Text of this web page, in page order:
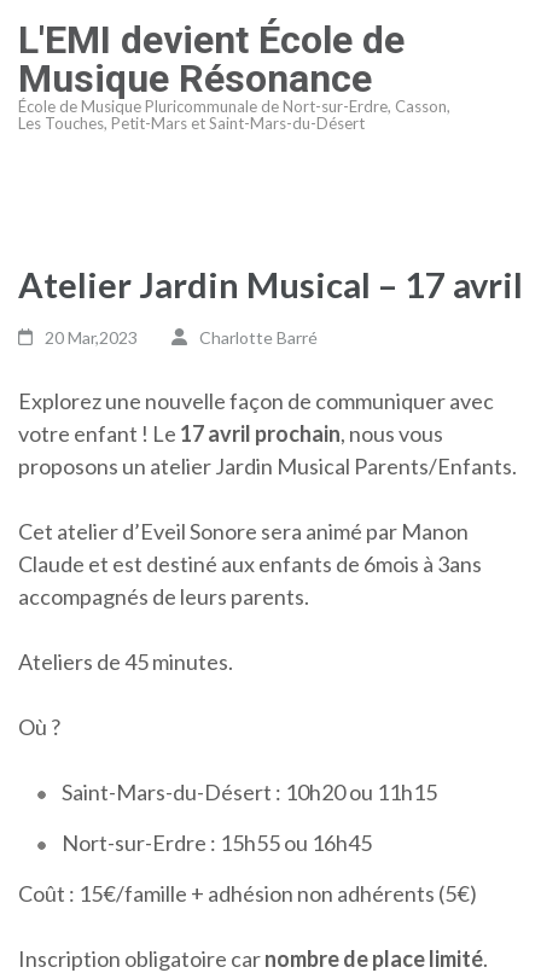
L'EMI devient École de
Musique Résonance
École de Musique Pluricommunale de Nort-sur-Erdre, Casson,
Les Touches, Petit-Mars et Saint-Mars-du-Désert
Atelier Jardin Musical – 17 avril
20 Mar,2023 Charlotte Barré
Explorez une nouvelle façon de communiquer avec
votre enfant ! Le 17 avril prochain, nous vous
proposons un atelier Jardin Musical Parents/Enfants.
Cet atelier d’Eveil Sonore sera animé par Manon
Claude et est destiné aux enfants de 6mois à 3ans
accompagnés de leurs parents.
Ateliers de 45 minutes.
Où ?
Saint-Mars-du-Désert : 10h20 ou 11h15
Nort-sur-Erdre : 15h55 ou 16h45
Coût : 15€/famille + adhésion non adhérents (5€)
Inscription obligatoire carnombre de place limité.